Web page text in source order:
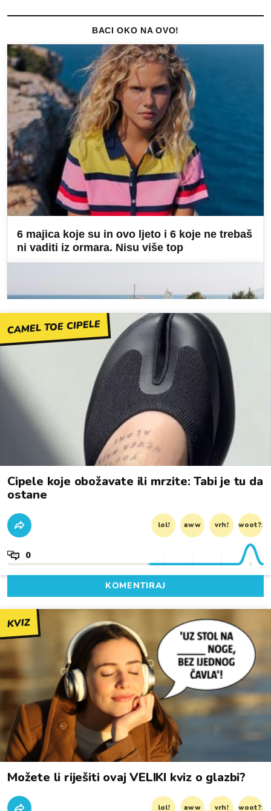
CAMEL TOE CIPELE
Cipele koje obožavate ili mrzite: Tabi je tu da
ostane
lol! aww vrh! woot?!
0
KOMENTIRAJ
KVIZ
Možete li riješiti ovaj VELIKI kviz o glazbi?
lol! aww vrh! woot?!